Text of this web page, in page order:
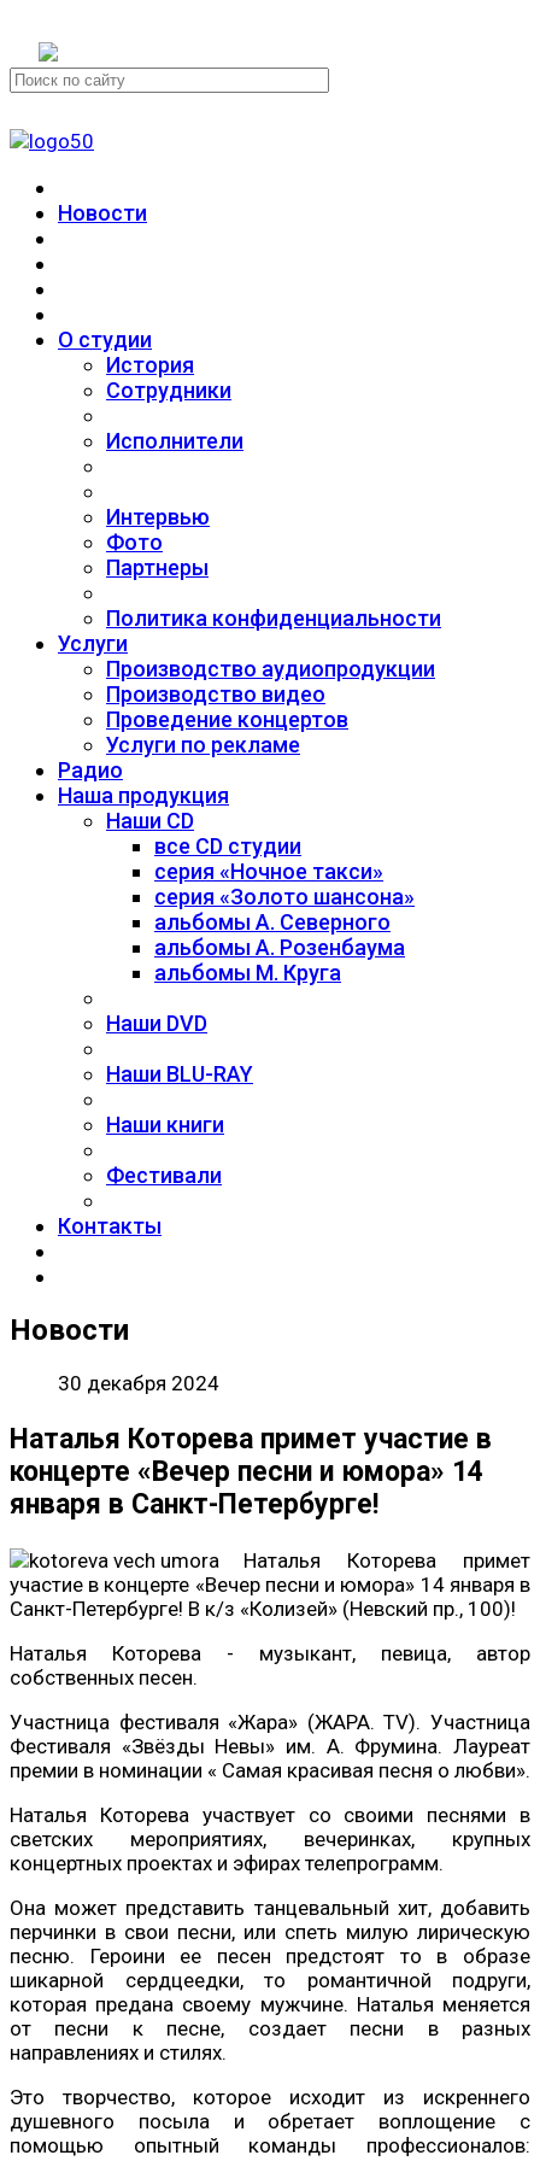
Новости
О студии
История
Сотрудники
Исполнители
Интервью
Фото
Партнеры
Политика конфиденциальности
Услуги
Производство аудиопродукции
Производство видео
Проведение концертов
Услуги по рекламе
Радио
Наша продукция
Наши CD
все CD студии
серия «Ночное такси»
серия «Золото шансона»
альбомы А. Северного
альбомы А. Розенбаума
альбомы М. Круга
Наши DVD
Наши BLU-RAY
Наши книги
Фестивали
Контакты
Новости
30 декабря 2024
Наталья Которева примет участие в
концерте «Вечер песни и юмора» 14
января в Санкт-Петербурге!
Наталья Которева примет
участие в концерте «Вечер песни и юмора» 14 января в
Санкт-Петербурге! В к/з «Колизей» (Невский пр., 100)!
Наталья Которева - музыкант, певица, автор
собственных песен.
Участница фестиваля «Жара» (ЖАРА. TV). Участница
Фестиваля «Звёзды Невы» им. А. Фрумина. Лауреат
премии в номинации « Самая красивая песня о любви».
Наталья Которева участвует со своими песнями в
светских мероприятиях, вечеринках, крупных
концертных проектах и эфирах телепрограмм.
Она может представить танцевальный хит, добавить
перчинки в свои песни, или спеть милую лирическую
песню. Героини ее песен предстоят то в образе
шикарной сердцеедки, то романтичной подруги,
которая предана своему мужчине. Наталья меняется
от песни к песне, создает песни в разных
направлениях и стилях.
Это творчество, которое исходит из искреннего
душевного посыла и обретает воплощение с
помощью опытный команды профессионалов: